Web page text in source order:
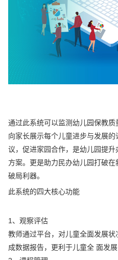
通过此系统可以监测幼儿园保教质
向家长展示每个儿童进步与发展
议，促进家园合作，是幼儿园提
方案。更是助力民办幼儿园打破在
破局利器。
此系统的四大核心功能
1、观察评估
教师通过平台，对儿童全面发展
成数据报告，更利于儿童全 面发